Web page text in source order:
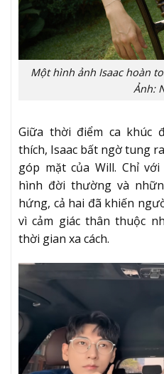
Một hình ảnh Isaac hoàn
Ảnh:
Giữa thời điểm ca khúc
thích, Isaac bất ngờ tung
góp mặt của Will. Chỉ
hình đời thường và
hứng, cả hai đã khiến
vì cảm giác thân thuộc
thời gian xa cách.